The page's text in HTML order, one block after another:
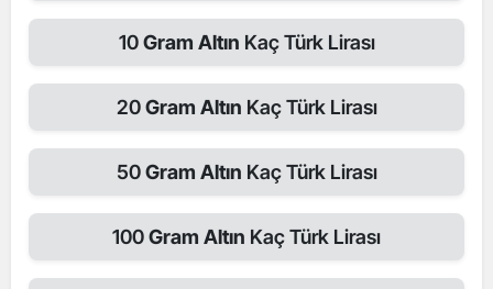
10Gram Altın Kaç Türk Lirası
20Gram Altın Kaç Türk Lirası
50Gram Altın Kaç Türk Lirası
100Gram Altın Kaç Türk Lirası